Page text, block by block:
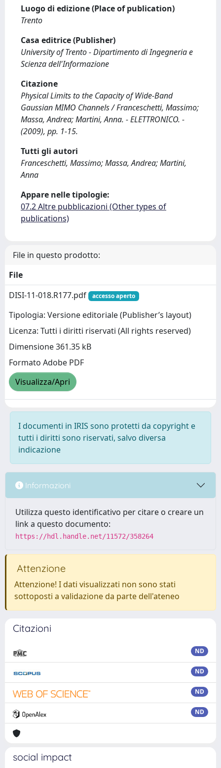
Luogo di edizione (Place of publication)
Trento
Casa editrice (Publisher)
University of Trento - Dipartimento di Ingegneria e
Scienza dell'Informazione
Citazione
Physical Limits to the Capacity of Wide-Band
Gaussian MIMO Channels / Franceschetti, Massimo;
Massa, Andrea; Martini, Anna. - ELETTRONICO. -
(2009), pp. 1-15.
Tutti gli autori
Franceschetti, Massimo; Massa, Andrea; Martini,
Anna
Appare nelle tipologie:
07.2 Altre pubblicazioni (Other types of
publications)
File in questo prodotto:
File
DISI-11-018.R177.pdf
accesso aperto
Tipologia: Versione editoriale (Publisher’s layout)
Licenza: Tutti i diritti riservati (All rights reserved)
Dimensione 361.35 kB
Formato Adobe PDF
Visualizza/Apri
I documenti in IRIS sono protetti da copyright e
tutti i diritti sono riservati, salvo diversa
indicazione
Informazioni
Utilizza questo identificativo per citare o creare un
link a questo documento:
https://hdl.handle.net/11572/358264
Attenzione
Attenzione! I dati visualizzati non sono stati
sottoposti a validazione da parte dell'ateneo
Citazioni
ND
ND
ND
ND
social impact